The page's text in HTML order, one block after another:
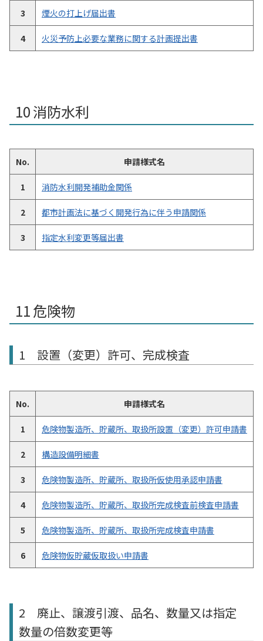
3 煙火の打上げ届出書
4 火災予防上必要な業務に関する計画提出書
消防水利
No. 申請様式名
1 消防水利開発補助金関係
2 都市計画法に基づく開発行為に伴う申請関係
3 指定水利変更等届出書
危険物
1 設置（変更）許可、完成検査
No. 申請様式名
1 危険物製造所、貯蔵所、取扱所設置（変更）許可申請書
2 構造設備明細書
3 危険物製造所、貯蔵所、取扱所仮使用承認申請書
4 危険物製造所、貯蔵所、取扱所完成検査前検査申請書
5 危険物製造所、貯蔵所、取扱所完成検査申請書
6 危険物仮貯蔵仮取扱い申請書
2 廃止、譲渡引渡、品名、数量又は指定
数量の倍数変更等